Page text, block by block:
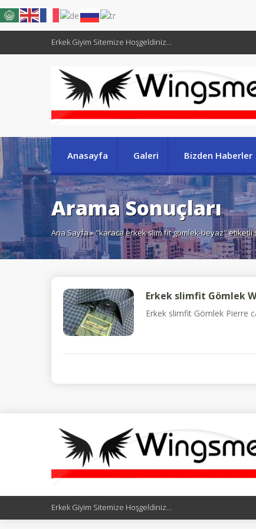
Erkek Giyim Sitemize Hoşgeldiniz...
Anasayfa Galeri Bizden Haberler
Arama Sonuçları
Ana Sayfa» "karaca erkek slim fit gömlek-beyaz" etiketli
Erkek slimfit Gömlek
Erkek slimfit Gömlek Pierre
Erkek Giyim Sitemize Hoşgeldiniz...